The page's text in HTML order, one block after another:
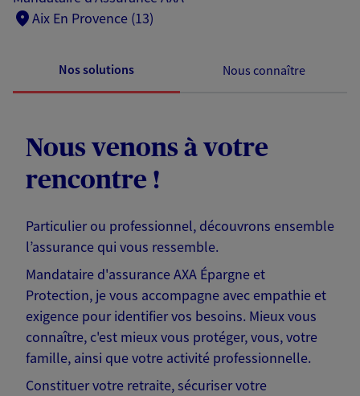
Aix En Provence (13)
Nos solutions Nous connaître
Nous venons à votre
rencontre !
Particulier ou professionnel, découvrons ensemble
l’assurance qui vous ressemble.
Mandataire d'assurance AXA Épargne et
Protection, je vous accompagne avec empathie et
exigence pour identifier vos besoins. Mieux vous
connaître, c'est mieux vous protéger, vous, votre
famille, ainsi que votre activité professionnelle.
Constituer votre retraite, sécuriser votre